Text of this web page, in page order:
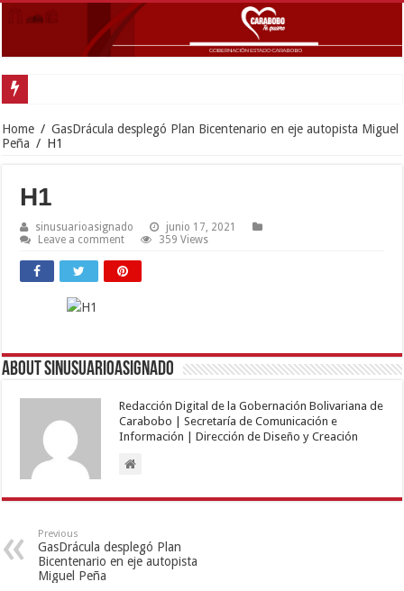
Home / GasDrácula desplegó Plan Bicentenario en eje autopista Miguel
Peña / H1
H1
sinusuarioasignado
junio 17, 2021
Leave a comment
359 Views
About sinusuarioasignado
Redacción Digital de la Gobernación Bolivariana de
Carabobo | Secretaría de Comunicación e
Información | Dirección de Diseño y Creación
Previous
GasDrácula desplegó Plan
Bicentenario en eje autopista
Miguel Peña